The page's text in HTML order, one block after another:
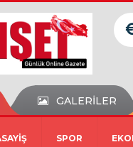
GALERİLER
SPOR